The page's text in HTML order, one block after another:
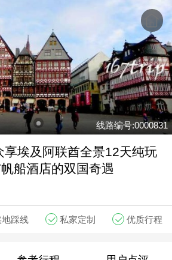
线路编号:0000831
享埃及阿联酋全景12天纯玩
船酒店的双国奇遇
地踩线 私家定制 优质行程